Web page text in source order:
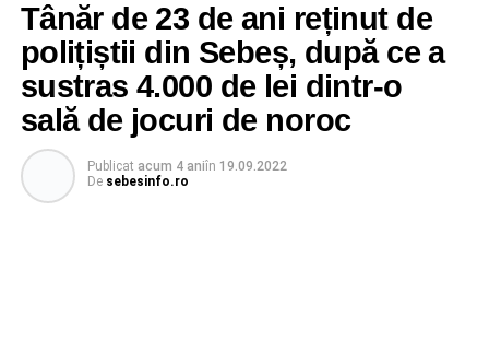
Tânăr de 23 de ani reținut de
polițiștii din Sebeș, după ce a
sustras 4.000 de lei dintr-o
sală de jocuri de noroc
Publicat acum 4 aniîn 19.09.2022
De sebesinfo.ro